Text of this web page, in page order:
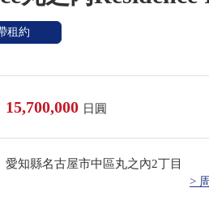
租約
15,700,000 日圓
愛知縣名古屋市中區丸之內2丁目
>